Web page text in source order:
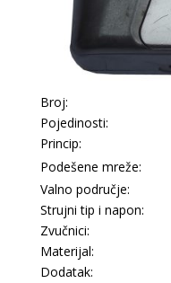
Broj:
Pojedinosti:
Princip:
Podešene mreže:
Valno područje:
Strujni tip i napon:
Zvučnici:
Materijal:
Dodatak: